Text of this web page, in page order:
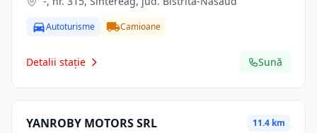
Autoturisme Camioane
Detalii stație Sună
YANROBY MOTORS SRL 11.4 km